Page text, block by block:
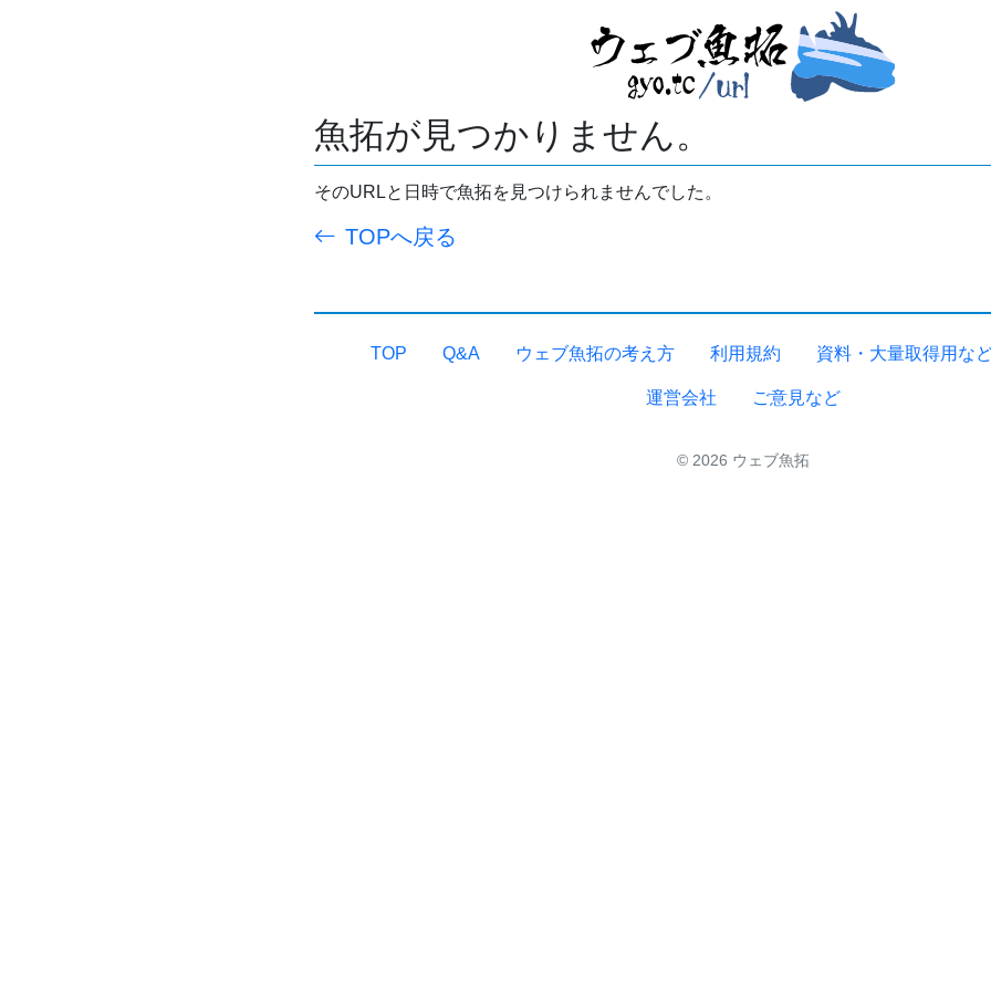
魚拓が見つかりません。
そのURLと日時で魚拓を見つけられませんでした。
TOPへ戻る
TOP Q&A ウェブ魚拓の考え方 利用規約 資料・大量取得用な
運営会社 ご意見など
© 2026 ウェブ魚拓